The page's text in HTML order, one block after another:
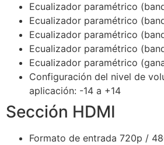
Ecualizador paramétrico
Ecualizador paramétrico
Ecualizador paramétrico
Ecualizador paramétrico
Ecualizador paramétrico
Configuración del nivel de
aplicación: -14 a +14
Sección HDMI
Formato de entrada 720p /